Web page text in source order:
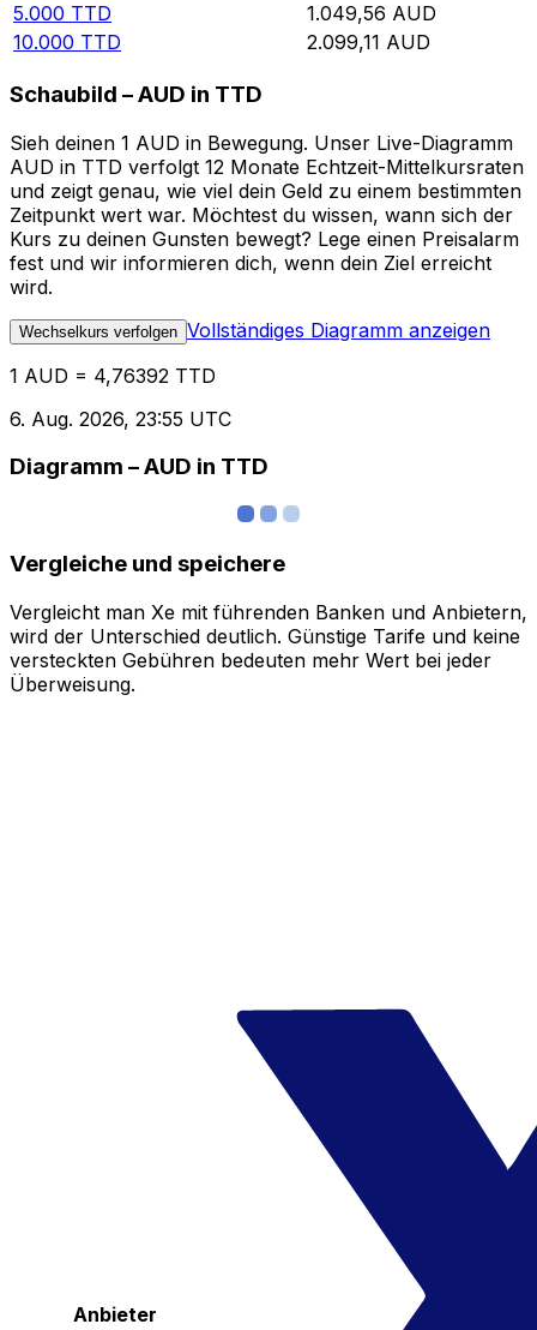
5.000 TTD 1.049,56 AUD
10.000 TTD 2.099,11 AUD
Schaubild – AUD in TTD
Sieh deinen 1 AUD in Bewegung. Unser Live-Diagramm
AUD in TTD verfolgt 12 Monate Echtzeit-Mittelkursraten
und zeigt genau, wie viel dein Geld zu einem bestimmten
Zeitpunkt wert war. Möchtest du wissen, wann sich der
Kurs zu deinen Gunsten bewegt? Lege einen Preisalarm
fest und wir informieren dich, wenn dein Ziel erreicht
wird.
Wechselkurs verfolgen Vollständiges Diagramm anzeigen
1 AUD = 4,76392 TTD
6. Aug. 2026, 23:55 UTC
Diagramm – AUD in TTD
Vergleiche und speichere
Vergleicht man Xe mit führenden Banken und Anbietern,
wird der Unterschied deutlich. Günstige Tarife und keine
versteckten Gebühren bedeuten mehr Wert bei jeder
Überweisung.
Anbieter